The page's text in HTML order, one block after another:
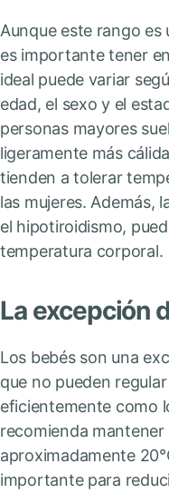
Aunque este rango es
es importante tener
ideal puede variar
edad, el sexo y el
personas mayores
ligeramente más
tienden a tolerar
las mujeres. Además,
el hipotiroidismo,
temperatura corporal.
La excepción
Los bebés son una
que no pueden
eficientemente como
recomienda
aproximadamente
importante para